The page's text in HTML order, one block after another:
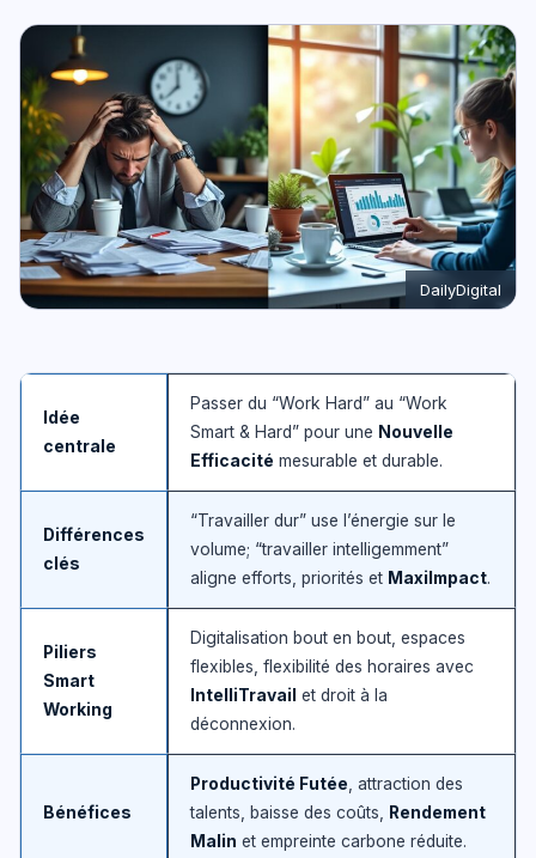
DailyDigital
Idée
centrale
Passer du “Work Hard” au “Work
Smart & Hard” pour une Nouvelle
Efficacité mesurable et durable.
Différences
clés
“Travailler dur” use l’énergie sur le
volume; “travailler intelligemment”
aligne efforts, priorités et MaxiImpact.
Piliers
Smart
Working
Digitalisation bout en bout, espaces
flexibles, flexibilité des horaires avec
IntelliTravail et droit à la
déconnexion.
Bénéfices
Productivité Futée, attraction des
talents, baisse des coûts, Rendement
Malin et empreinte carbone réduite.